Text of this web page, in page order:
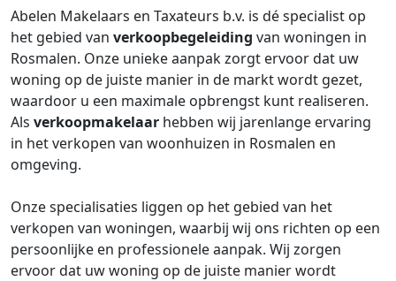
Abelen Makelaars en Taxateurs b.v. is dé specialist op
het gebied van verkoopbegeleiding van woningen in
Rosmalen. Onze unieke aanpak zorgt ervoor dat uw
woning op de juiste manier in de markt wordt gezet,
waardoor u een maximale opbrengst kunt realiseren.
Als verkoopmakelaar hebben wij jarenlange ervaring
in het verkopen van woonhuizen in Rosmalen en
omgeving.
Onze specialisaties liggen op het gebied van het
verkopen van woningen, waarbij wij ons richten op een
persoonlijke en professionele aanpak. Wij zorgen
ervoor dat uw woning op de juiste manier wordt